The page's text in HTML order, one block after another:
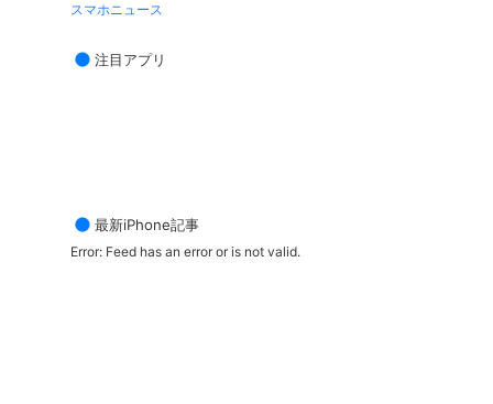
スマホニュース
注目アプリ
最新iPhone記事
Error: Feed has an error or is not valid.